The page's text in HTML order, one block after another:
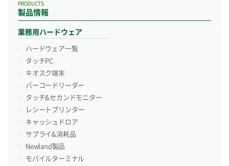
製品情報
PRODUCTS
業務用ハードウェア
ハードウェア一覧
タッチPC
キオスク端末
バーコードリーダー
タッチ&セカンドモニター
レシートプリンター
キャッシュドロア
サプライ&消耗品
Newland製品
モバイルターミナル